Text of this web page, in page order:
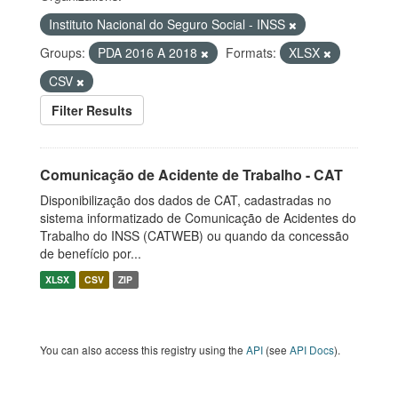
Instituto Nacional do Seguro Social - INSS
Groups:
PDA 2016 A 2018 Formats:
XLSX
CSV
Filter Results
Comunicação de Acidente de Trabalho - CAT
Disponibilização dos dados de CAT, cadastradas no
sistema informatizado de Comunicação de Acidentes do
Trabalho do INSS (CATWEB) ou quando da concessão
de benefício por...
XLSX CSV ZIP
You can also access this registry using the API (see API Docs).